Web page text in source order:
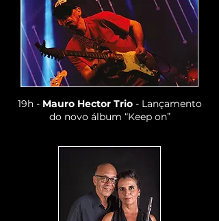
19h - Mauro Hector Trio - Lançamento
do novo álbum “Keep on”